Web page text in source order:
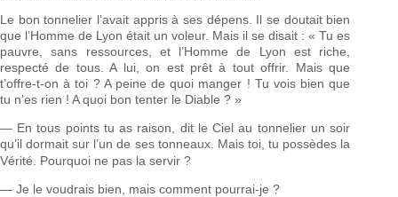
Le bon tonnelier l’avait appris à ses dépens. Il se doutait bien
que l’Homme de Lyon était un voleur. Mais il se disait : « Tu es
pauvre, sans ressources, et l’Homme de Lyon est riche,
respecté de tous. A lui, on est prêt à tout offrir. Mais que
t’offre-t-on à toi ? A peine de quoi manger ! Tu vois bien que
tu n’es rien ! A quoi bon tenter le Diable ? »
— En tous points tu as raison, dit le Ciel au tonnelier un soir
qu’il dormait sur l’un de ses tonneaux. Mais toi, tu possèdes la
Vérité.
Pourquoi ne pas la servir ?
— Je le voudrais bien, mais comment pourrai-je ?